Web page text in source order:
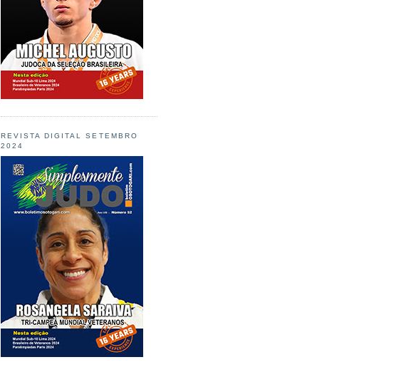
REVISTA DIGITAL SETEMBRO
2024